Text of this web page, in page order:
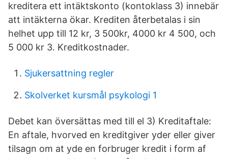
kreditera ett intäktskonto (kontoklass 3) innebär
att intäkterna ökar. Krediten återbetalas i sin
helhet upp till 12 kr, 3 500kr, 4000 kr 4 500, och
5 000 kr 3. Kreditkostnader.
Sjukersattning regler
Skolverket kursmål psykologi 1
Debet kan översättas med till el 3) Kreditaftale:
En aftale, hvorved en kreditgiver yder eller giver
tilsagn om at yde en forbruger kredit i form af